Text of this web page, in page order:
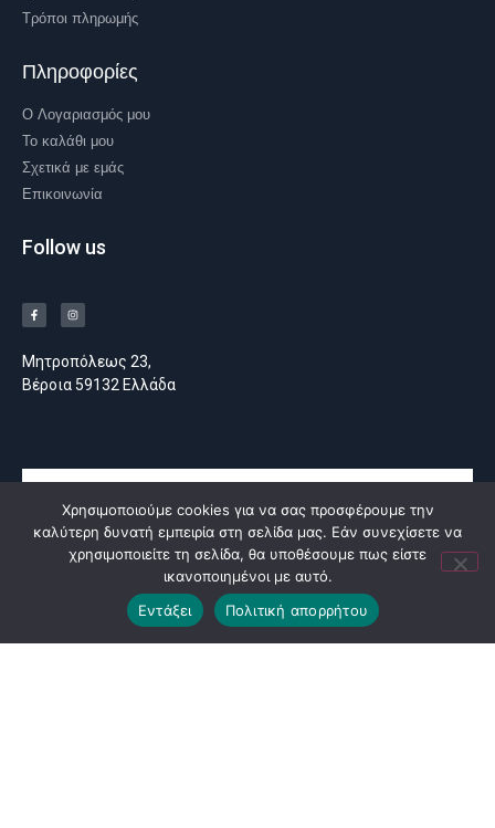
Τρόποι πληρωμής
Πληροφορίες
Ο Λογαριασμός μου
Το καλάθι μου
Σχετικά με εμάς
Επικοινωνία
Follow us
Μητροπόλεως 23,
Βέροια 59132 Ελλάδα
Χρησιμοποιούμε cookies για να σας προσφέρουμε την
καλύτερη δυνατή εμπειρία στη σελίδα μας. Εάν συνεχίσετε να
χρησιμοποιείτε τη σελίδα, θα υποθέσουμε πως είστε
ικανοποιημένοι με αυτό.
Εντάξει
Πολιτική απορρήτου